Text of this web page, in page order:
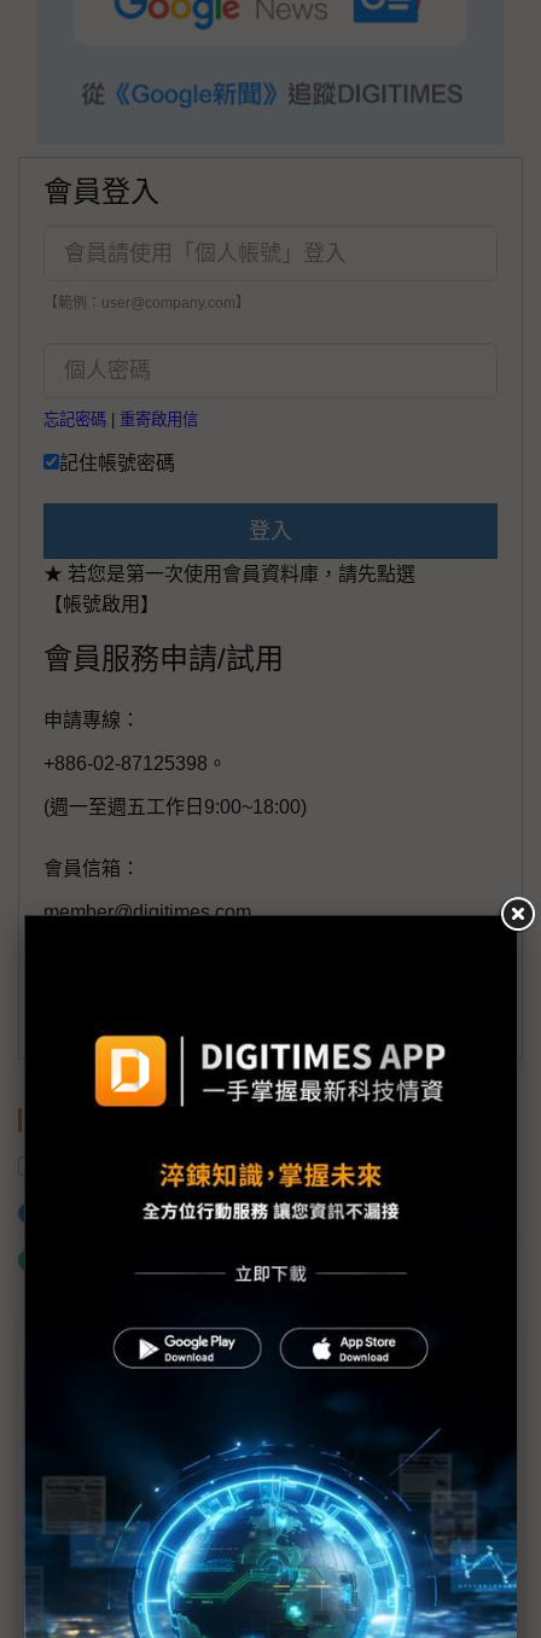
會員登入
【範例：user@company.com】
忘記密碼 重寄啟用信
記住帳號密碼
登入
★ 若您是第一次使用會員資料庫，請先點選
【帳號啟用】
會員服務申請/試用
申請專線：
+886-02-87125398。
(週一至週五工作日9:00~18:00)
會員信箱：
member@digitimes.com
加入已選取到「關鍵字追蹤」
近７天熱門報導
MLCC訂單過熱、出貨比創高 村田示警全球AI基
2027全年記憶體產能提前售罄 買家「祕而不
宣」只怕買不夠
英特爾EMIB良率達標 聯發科第2代ASIC產品
2028準時量產